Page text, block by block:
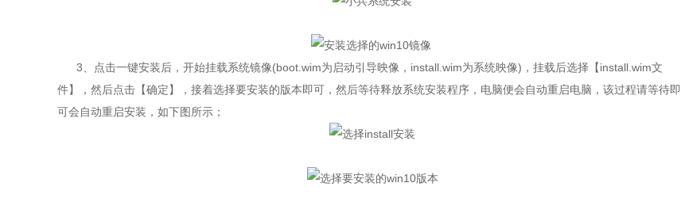
3 、点击一键安装后，开始挂载系统镜像(boot.wim为启动引导映像，install.wim为系统映像)，挂载后选择【install.wim文
件】，然后点击【确定】，接着选择要安装的版本即可，然后等待释放系统安装程序，电脑便会自动重启电脑，该过程请等待即
可会自动重启安装，如下图所示；